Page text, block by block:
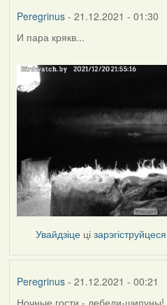
Peregrinus- 21.12.2021 - 01:30
И пара крякв...
Увайдзіце цізарэгіструйцеся
Peregrinus- 21.12.2021 - 00:21
Ночные гости - лебеди-шипуны!